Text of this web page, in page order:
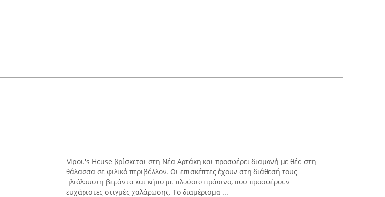
Mpou's House βρίσκεται στη Νέα Αρτάκη και προσφέρει διαμονή με θέα στη
θάλασσα σε φιλικό περιβάλλον. Οι επισκέπτες έχουν στη διάθεσή τους
ηλιόλουστη βεράντα και κήπο με πλούσιο πράσινο, που προσφέρουν
ευχάριστες στιγμές χαλάρωσης. Το διαμέρισμα ...